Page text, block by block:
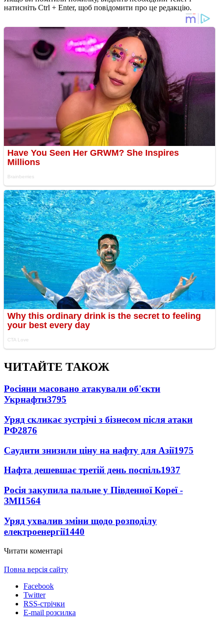
натисніть Ctrl + Enter, щоб повідомити про це редакцію.
ЧИТАЙТЕ ТАКОЖ
Росіяни масовано атакували об'єкти
Укрнафти3795
Уряд скликає зустрічі з бізнесом після атаки
РФ2876
Саудити знизили ціну на нафту для Азії1975
Нафта дешевшає третій день поспіль1937
Росія закупила пальне у Південної Кореї -
ЗМІ1564
Уряд ухвалив зміни щодо розподілу
електроенергії1440
Читати коментарі
Повна версія сайту
Facebook
Twitter
RSS-стрічки
E-mail розсилка